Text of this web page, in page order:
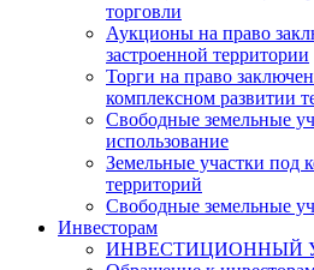
торговли
Аукционы на право
застроенной территории
Торги на право
комплексном развитии
Свободные земельные
использование
Земельные участки под
территорий
Свободные земельные
Инвесторам
ИНВЕСТИЦИОННЫЙ